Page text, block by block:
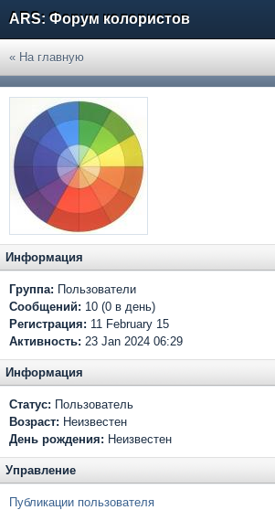
ARS: Форум колористов
« На главную
Информация
Группа: Пользователи
Сообщений: 10 (0 в день)
Регистрация: 11 February 15
Активность: 23 Jan 2024 06:29
Информация
Статус: Пользователь
Возраст: Неизвестен
День рождения: Неизвестен
Управление
Публикации пользователя